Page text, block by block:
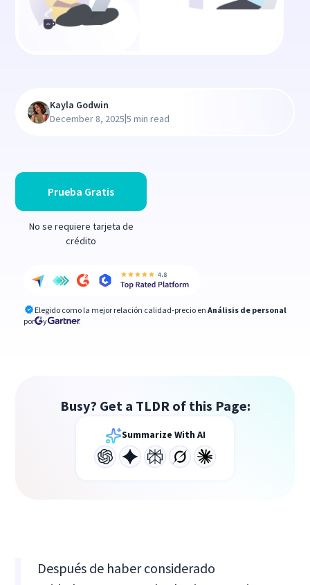
Prueba Gratis
No se requiere tarjeta de
crédito
Elegido como la mejor relación calidad-precio en Análisis de personal
por
y
Kayla Godwin
December 8, 2025|5 min read
Busy? Get a TLDR of this Page:
Summarize With AI
Después de haber considerado